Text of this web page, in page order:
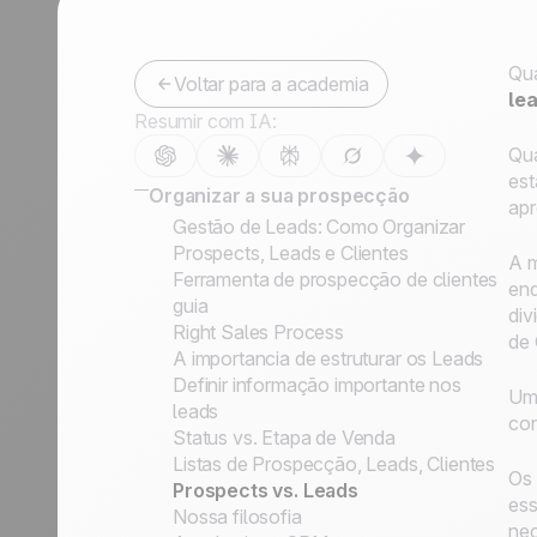
Voltar para a academia
Resumir com IA:
Organizar a sua prospecção
Gestão de Leads: Como Organizar
Prospects, Leads e Clientes
Ferramenta de prospecção de clientes
guia
Right Sales Process
A importancia de estruturar os Leads
Definir informação importante nos
leads
Status vs. Etapa de Venda
Listas de Prospecção, Leads, Clientes
Prospects vs. Leads
Nossa filosofia
A
de